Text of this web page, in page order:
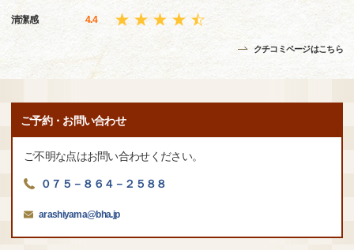
清潔感 4.4
クチコミページはこちら
ご予約・お問い合わせ
ご不明な点はお問い合わせください。
０７５－８６４－２５８８
arashiyama@bha.jp